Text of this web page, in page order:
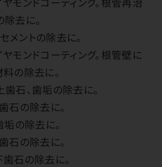
去に。
メントの除去に。
モンドコーティング。根管壁に
の除去に。
歯石、歯垢の除去に。
石の除去に。
の除去に。
石の除去に。
石の除去に。